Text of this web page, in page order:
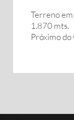
Terreno
1.870 mts.
Próximo